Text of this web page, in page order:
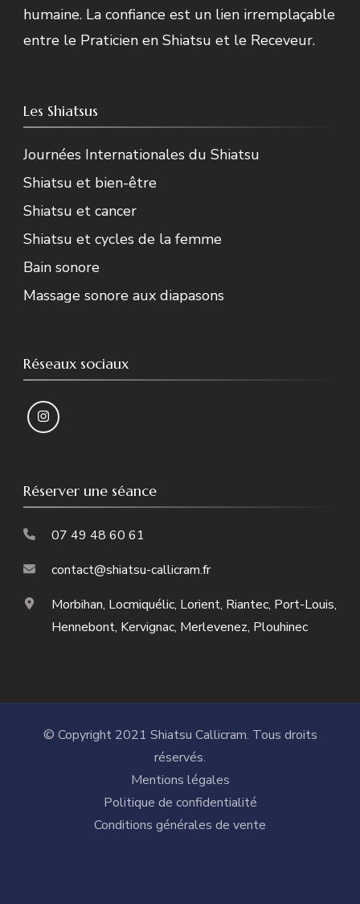
humaine. La confiance est un lien irremplaçable
entre le Praticien en Shiatsu et le Receveur.
Les Shiatsus
Journées Internationales du Shiatsu
Shiatsu et bien-être
Shiatsu et cancer
Shiatsu et cycles de la femme
Bain sonore
Massage sonore aux diapasons
Réseaux sociaux
Réserver une séance
07 49 48 60 61
contact@shiatsu-callicram.fr
Morbihan, Locmiquélic, Lorient, Riantec, Port-Louis,
Hennebont, Kervignac, Merlevenez, Plouhinec